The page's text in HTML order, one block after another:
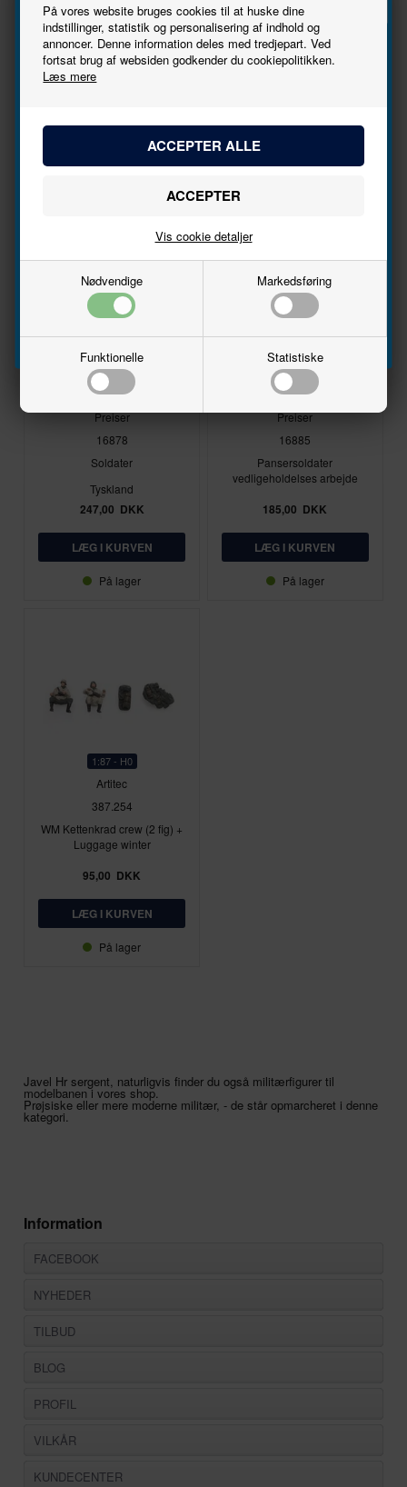
På vores website bruges cookies til at huske dine
indstillinger, statistik og personalisering af indhold og
annoncer. Denne information deles med tredjepart. Ved
fortsat brug af websiden godkender du cookiepolitikken.
Læs mere
Nødvendige Markedsføring
Funktionelle Statistiske
Vis cookie detaljer
1:87 - H0
Preiser
10594
1:87 - H0
Preiser
Nyhed
1:87 - H0
Preiser
16878
Soldater
Tyskland
247,00 DKK
På lager
Nyhed
1:87 - H0
Preiser
16885
Pansersoldater
vedligeholdelses arbejde
185,00 DKK
På lager
1:87 - H0
Artitec
387.254
WM Kettenkrad crew (2 fig) +
Luggage winter
95,00 DKK
På lager
Javel Hr sergent, naturligvis finder du også militærfigurer til
modelbanen i vores shop.
Prøjsiske eller mere moderne militær, - de står opmarcheret i denne
kategori.
Information
FACEBOOK
NYHEDER
TILBUD
BLOG
PROFIL
VILKÅR
KUNDECENTER
Tilmeld
Bliv den første til at høre, når der kommer nye